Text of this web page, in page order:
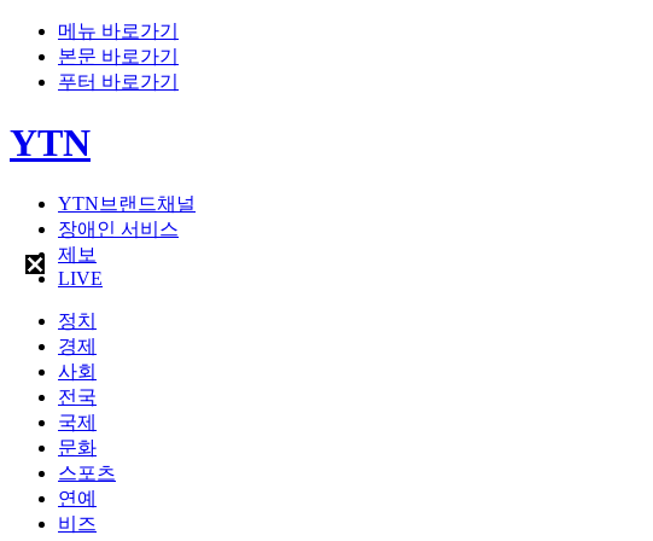
메뉴 바로가기
본문 바로가기
푸터 바로가기
YTN
YTN브랜드채널
장애인 서비스
제보
LIVE
정치
경제
사회
전국
국제
문화
스포츠
연예
비즈